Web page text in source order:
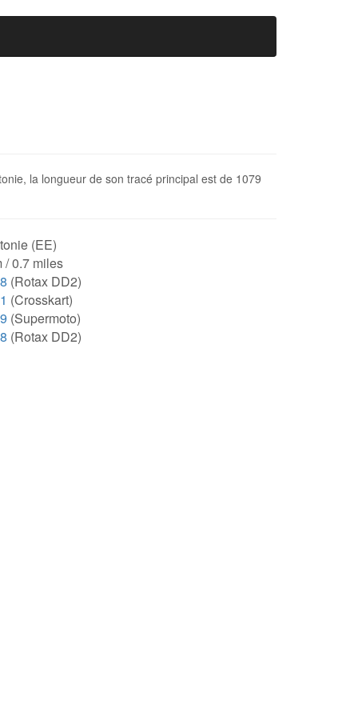
la longueur de son tracé principal est de 1079
(EE)
/ 0.7 miles
(Rotax DD2)
(Crosskart)
(Supermoto)
(Rotax DD2)